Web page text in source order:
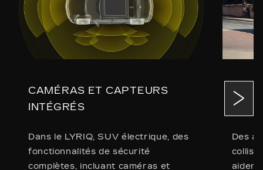
CAMÉRAS ET CAPTEURS
INTÉGRÉS
Dans le LYRIQ, SUV électrique, des
fonctionnalités de sécurité
complètes, incluant caméras et
DES
Des